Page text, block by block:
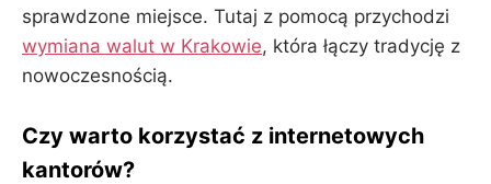
sprawdzone miejsce. Tutaj z pomocą przychodzi
wymiana walut w Krakowie, która łączy tradycję z
nowoczesnością.
Czy warto korzystać z internetowych
kantorów?